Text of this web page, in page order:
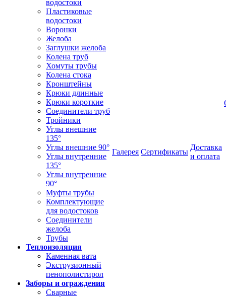
водостоки
Пластиковые
водостоки
Воронки
Желоба
Заглушки желоба
Колена труб
Хомуты трубы
Колена стока
Кронштейны
Крюки длинные
Крюки короткие
Соединители труб
Тройники
Углы внешние
135°
Углы внешние 90°
Углы внутренние
135°
Углы внутренние
90°
Муфты трубы
Комплектующие
для водостоков
Соединители
желоба
Трубы
Теплоизоляция
Каменная вата
Экструзионный
пенополистирол
Заборы и ограждения
Сварные
Галерея Сертификаты
Доставка
и оплата